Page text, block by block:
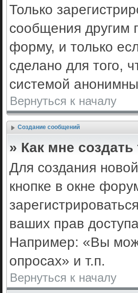
Только
сообщения другим
форму, и только
сделано для того,
системой
Вернуться к началу
Создание сообщений
» Как мне
Для создания
кнопке в окне
ваших прав
Например: «Вы
опросах» и т.п.
Вернуться к началу